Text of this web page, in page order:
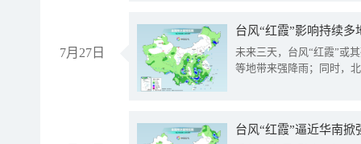
7月27日
台风“红霞”影响持续
未来三天，台风“红霞”或
等地带来强降雨；同时，
台风“红霞”逼近华南